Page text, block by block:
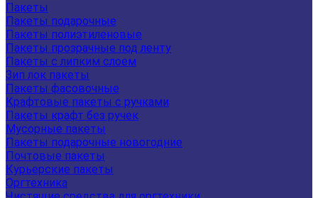
Пакеты
Пакеты подарочные
Пакеты полиэтиленовые
Пакеты прозрачные под ленту
Пакеты с липким слоем
Зип лок пакеты
Пакеты фасовочные
Крафтовые пакеты с ручками
Пакеты крафт без ручек
Мусорные пакеты
Пакеты подарочные новогодние
Почтовые пакеты
Курьерские пакеты
Оргтехника